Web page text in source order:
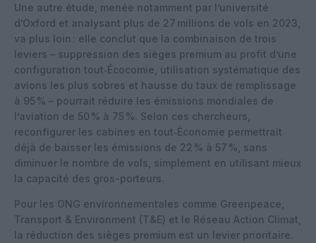
Une autre étude, menée notamment par l’université
d’Oxford et analysant plus de 27 millions de vols en 2023,
va plus loin : elle conclut que la combinaison de trois
leviers – suppression des sièges premium au profit d’une
configuration tout‑Écocomie, utilisation systématique des
avions les plus sobres et hausse du taux de remplissage
à 95 % – pourrait réduire les émissions mondiales de
l’aviation de 50 % à 75 %. Selon ces chercheurs,
reconfigurer les cabines en tout‑Économie permettrait
déjà de baisser les émissions de 22 % à 57 %, sans
diminuer le nombre de vols, simplement en utilisant mieux
la capacité des gros-porteurs.
Pour les ONG environnementales comme Greenpeace,
Transport & Environment (T&E) et le Réseau Action Climat,
la réduction des sièges premium est un levier prioritaire.